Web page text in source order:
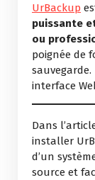
UrBackup
puissante
ou
poignée de
interface
Dans
installer
d’un
source et